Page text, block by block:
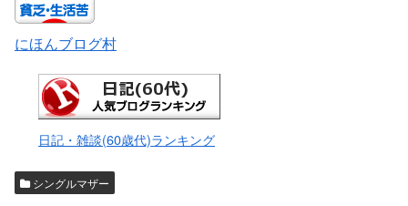
にほんブログ村
日記・雑談(60歳代)ランキング
シングルマザー